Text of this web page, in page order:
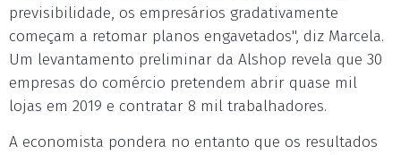
previsibilidade, os empresários gradativamente
começam a retomar planos engavetados", diz Marcela.
Um levantamento preliminar da Alshop revela que 30
empresas do comércio pretendem abrir quase mil
lojas em 2019 e contratar 8 mil trabalhadores.
A economista pondera no entanto que os resultados